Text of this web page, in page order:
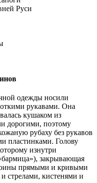
одежды носили
рукавами. Она
кушаком из
дорогими, поэтому
рубаху без рукавов
пластинками. Голову
изнутри
закрывающая
прямыми и кривыми
стрелами, кистенями и